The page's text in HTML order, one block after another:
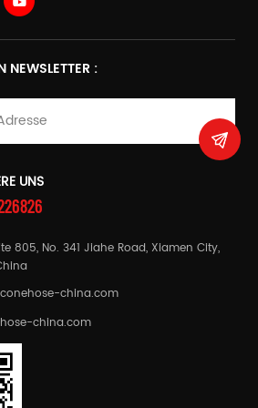
NEWSLETTER :
UNS
805, No. 341 Jiahe Road, Xiamen City,
china.com
china.com